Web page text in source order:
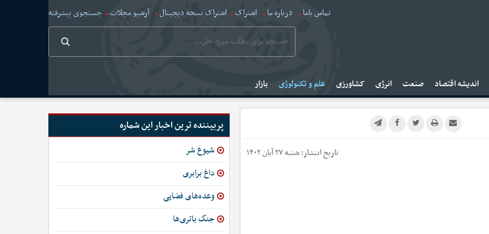
تماس باما درباره ما اشتراک اشتراک نسخه دیجیتال آرشیو مجلات جستجوی پیشرفته
اندیشه اقتصاد صنعت انرژی کشاورزی علم و تکنولوژی بازار
تاریخ انتشار:شنبه ۲۷ آبان ۱۴۰۲
پربیننده ترین اخبار این شماره
شیوع شر
داغ برابری
وعده‌های فضایی
جنگ باتری‌ها